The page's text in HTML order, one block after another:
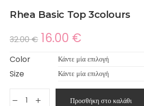
Rhea Basic Top 3colours
32.00€ 16.00 €
Color
Size
Προσθήκη στο καλάθι